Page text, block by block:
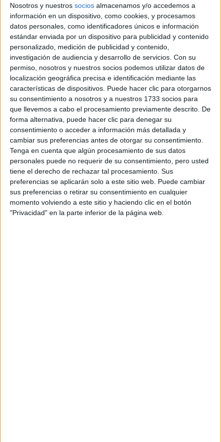
Nosotros y nuestros socios almacenamos y/o accedemos a
información en un dispositivo, como cookies, y procesamos
datos personales, como identificadores únicos e información
estándar enviada por un dispositivo para publicidad y contenido
personalizado, medición de publicidad y contenido,
investigación de audiencia y desarrollo de servicios. Con su
permiso, nosotros y nuestros socios podemos utilizar datos de
localización geográfica precisa e identificación mediante las
características de dispositivos. Puede hacer clic para otorgarnos
su consentimiento a nosotros y a nuestros 1733 socios para
que llevemos a cabo el procesamiento previamente descrito. De
forma alternativa, puede hacer clic para denegar su
consentimiento o acceder a información más detallada y
cambiar sus preferencias antes de otorgar su consentimiento.
Tenga en cuenta que algún procesamiento de sus datos
personales puede no requerir de su consentimiento, pero usted
tiene el derecho de rechazar tal procesamiento. Sus
preferencias se aplicarán solo a este sitio web. Puede cambiar
sus preferencias o retirar su consentimiento en cualquier
momento volviendo a este sitio y haciendo clic en el botón
"Privacidad" en la parte inferior de la página web.
completamente lógica, creo, que en un primer año te queden
algunas para recuperación). Con lo cual ya no dispongo de
esos 60 créditos. Pero en Septiembre yo sé que aprobare
esas asignaturas con lo que ya dispondré de los 60 créditos
necesarios. El problema es que ne la UNED no existen
recuperaciones en junio (en cuyo caso no tendría ningún
problema), únicamente las hay en septiembre.
La duda que tengo es: ¿Puedo solicitar el traslado de
expediente EN SEPTIEMBRE? En caso de que sí ¿es menos
probable que te lo acepten al solicitarlo en septiembre y no
en julio (como de igual modo es mucho menos probable
entrar a una carrera por la convocatoria de septiembre que
por las anteriores)?
Etiquetas:
La universidad - un mundo Psicología Presencial
Cádiz
UCA
UNED